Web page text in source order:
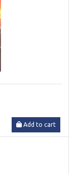
Add to cart